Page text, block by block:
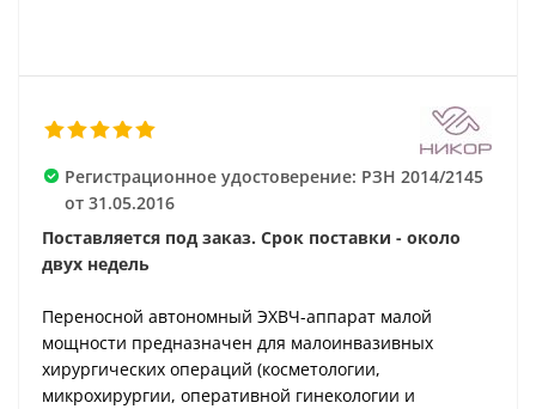
Регистрационное удостоверение: РЗН 2014/2145
от 31.05.2016
Поставляется под заказ. Срок поставки - около
двух недель
Переносной автономный ЭХВЧ-аппарат малой
мощности предназначен для малоинвазивных
хирургических операций (косметологии,
микрохирургии, оперативной гинекологии и